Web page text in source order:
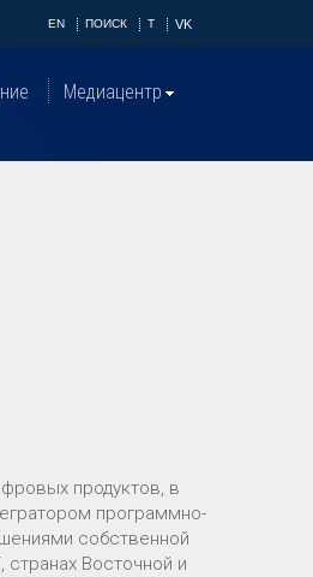
EN ПОИСК T VK
Медиацентр
продуктов, в
программно-
собственной
странах Восточной и